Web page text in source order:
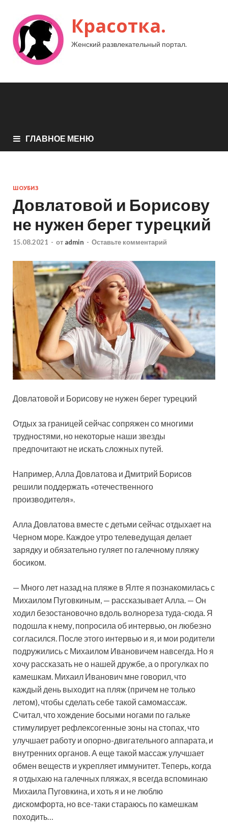
Красотка.
Женский развлекательный портал.
ГЛАВНОЕ МЕНЮ
ШОУБИЗ
Довлатовой и Борисову
не нужен берег турецкий
15.08.2021 - от admin - Оставьте комментарий
Довлатовой и Борисову не нужен берег турецкий
Отдых за границей сейчас сопряжен со многими
трудностями, но некоторые наши звезды
предпочитают не искать сложных путей.
Например, Алла Довлатова и Дмитрий Борисов
решили поддержать «отечественного
производителя».
Алла Довлатова вместе с детьми сейчас отдыхает на
Черном море. Каждое утро телеведущая делает
зарядку и обязательно гуляет по галечному пляжу
босиком.
— Много лет назад на пляже в Ялте я познакомилась с
Михаилом Пуговкиным, — рассказывает Алла. — Он
ходил безостановочно вдоль волнореза туда-сюда. Я
подошла к нему, попросила об интервью, он любезно
согласился. После этого интервью и я, и мои родители
подружились с Михаилом Ивановичем навсегда. Но я
хочу рассказать не о нашей дружбе, а о прогулках по
камешкам. Михаил Иванович мне говорил, что
каждый день выходит на пляж (причем не только
летом), чтобы сделать себе такой самомассаж.
Считал, что хождение босыми ногами по гальке
стимулирует рефлексогенные зоны на стопах, что
улучшает работу и опорно-двигательного аппарата, и
внутренних органов. А еще такой массаж улучшает
обмен веществ и укрепляет иммунитет. Теперь, когда
я отдыхаю на галечных пляжах, я всегда вспоминаю
Михаила Пуговкина, и хоть я и не люблю
дискомфорта, но все-таки стараюсь по камешкам
походить…